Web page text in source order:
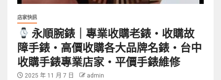
店家快訊
永順腕錶｜專業收購老錶・收購故
障手錶・高價收購各大品牌名錶・台中
收購手錶專業店家・平價手錶維修
2025 年 11 月 7 日 admin